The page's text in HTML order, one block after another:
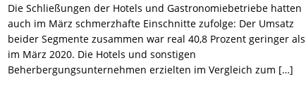
Die Schließungen der Hotels und Gastronomiebetriebe hatten
auch im März schmerzhafte Einschnitte zufolge: Der Umsatz
beider Segmente zusammen war real 40,8 Prozent geringer als
im März 2020. Die Hotels und sonstigen
Beherbergungsunternehmen erzielten im Vergleich zum […]